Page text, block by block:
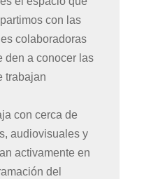
con las
colaboradoras
den a conocer las
trabajan
con cerca de
audiovisuales y
activamente en
del